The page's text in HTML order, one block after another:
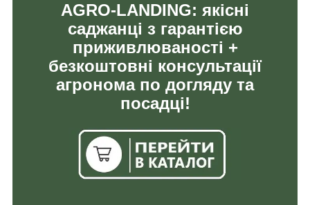
AGRO-LANDING: якісні
саджанці з гарантією
приживлюваності +
безкоштовні консультації
агронома по догляду та
посадці!